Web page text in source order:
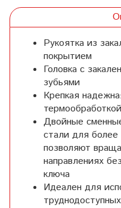
Рукоятка из
покрытием
Головка с
зубьями
Крепкая
Двойные
стали для
позволяют
направлениях
ключа
Идеaлен для